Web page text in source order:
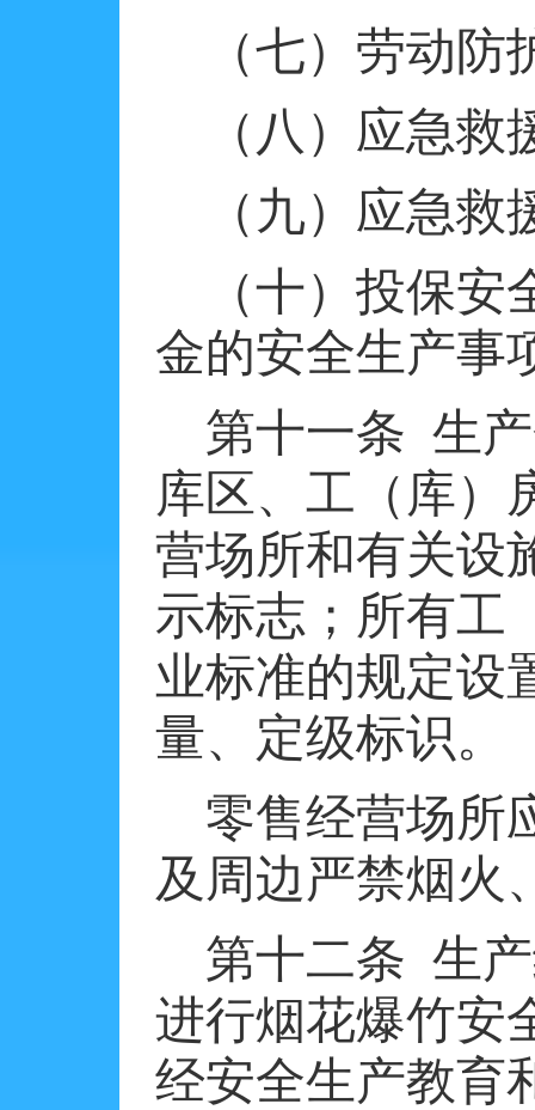
（七）劳动
（八）应急
（九）应急
（十）投保
金的安全生产事
第十一条 生
库区、工（库）
营场所和有关设
示标志；所有工
业标准的规定设
量、定级标识。
零售经营场所
及周边严禁烟火
第十二条 生
进行烟花爆竹安
经安全生产教育